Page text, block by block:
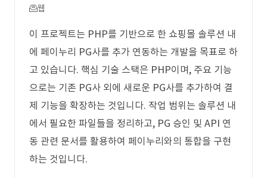
웹
이 프로젝트는 PHP를 기반으로 한 쇼핑몰 솔루션 내
에 페이누리 PG사를 추가 연동하는 개발을 목표로 하
고 있습니다. 핵심 기술 스택은 PHP이며, 주요 기능
으로는 기존 PG사 외에 새로운 PG사를 추가하여 결
제 기능을 확장하는 것입니다. 작업 범위는 솔루션 내
에서 필요한 파일들을 정리하고, PG 승인 및 API 연
동 관련 문서를 활용하여 페이누리와의 통합을 구현
하는 것입니다.